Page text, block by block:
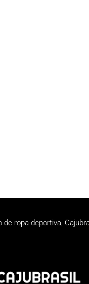
de ropa deportiva,